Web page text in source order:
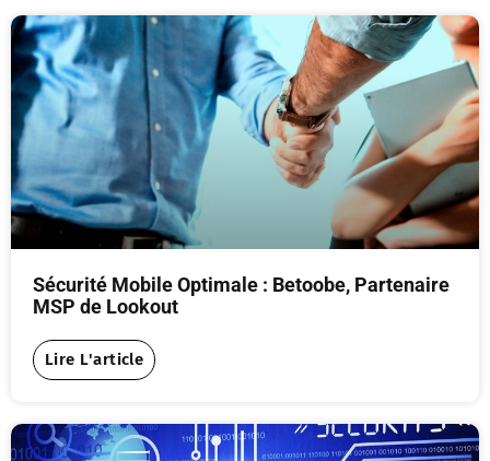
Sécurité Mobile Optimale : Betoobe, Partenaire
MSP de Lookout
Lire L'article